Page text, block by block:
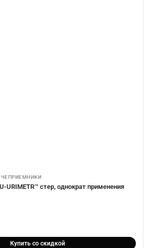
URIMETR™ стер, однократ применения
Купить со скидкой